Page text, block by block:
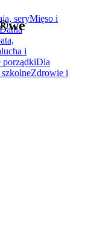
seryMięso i
Dania
i
Dla
Zdrowie i
we